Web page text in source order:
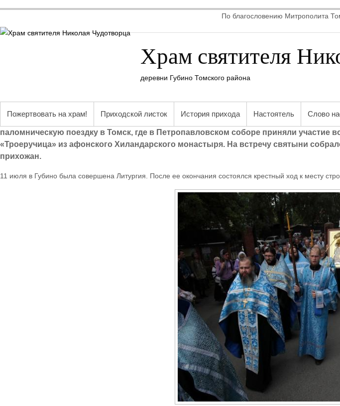
По благословению Митрополита
Храм святителя
деревни Губино Томского района
Пожертвовать на храм! Приходской листок История прихода Настоятель Слово
паломническую поездку в Томск, где в Петропавловском соборе приняли
«Троеручица» из афонского Хиландарского монастыря. На встречу святыни
прихожан.
11 июля в Губино была совершена Литургия. После ее окончания состоялся крестный ход к месту